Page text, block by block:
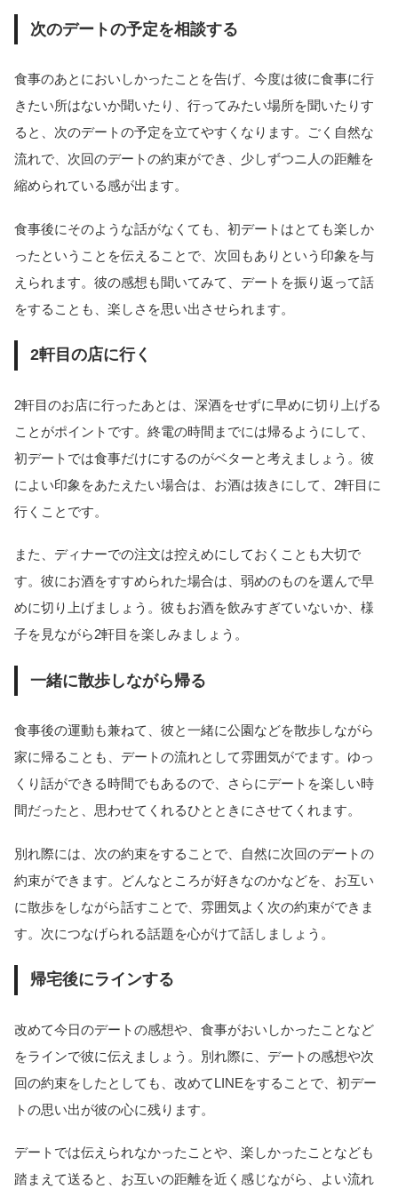
次のデートの予定を相談する
食事のあとにおいしかったことを告げ、今度は彼に食事に行
きたい所はないか聞いたり、行ってみたい場所を聞いたりす
ると、次のデートの予定を立てやすくなります。ごく自然な
流れで、次回のデートの約束ができ、少しずつニ人の距離を
縮められている感が出ます。
食事後にそのような話がなくても、初デートはとても楽しか
ったということを伝えることで、次回もありという印象を与
えられます。彼の感想も聞いてみて、デートを振り返って話
をすることも、楽しさを思い出させられます。
2軒目の店に行く
2軒目のお店に行ったあとは、深酒をせずに早めに切り上げる
ことがポイントです。終電の時間までには帰るようにして、
初デートでは食事だけにするのがベターと考えましょう。彼
によい印象をあたえたい場合は、お酒は抜きにして、2軒目に
行くことです。
また、ディナーでの注文は控えめにしておくことも大切で
す。彼にお酒をすすめられた場合は、弱めのものを選んで早
めに切り上げましょう。彼もお酒を飲みすぎていないか、様
子を見ながら2軒目を楽しみましょう。
一緒に散歩しながら帰る
食事後の運動も兼ねて、彼と一緒に公園などを散歩しながら
家に帰ることも、デートの流れとして雰囲気がでます。ゆっ
くり話ができる時間でもあるので、さらにデートを楽しい時
間だったと、思わせてくれるひとときにさせてくれます。
別れ際には、次の約束をすることで、自然に次回のデートの
約束ができます。どんなところが好きなのかなどを、お互い
に散歩をしながら話すことで、雰囲気よく次の約束ができま
す。次につなげられる話題を心がけて話しましょう。
帰宅後にラインする
改めて今日のデートの感想や、食事がおいしかったことなど
をラインで彼に伝えましょう。別れ際に、デートの感想や次
回の約束をしたとしても、改めてLINEをすることで、初デー
トの思い出が彼の心に残ります。
デートでは伝えられなかったことや、楽しかったことなども
踏まえて送ると、お互いの距離を近く感じながら、よい流れ